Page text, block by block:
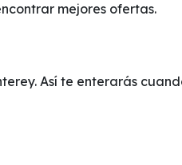
mejores ofertas.
Así te enterarás